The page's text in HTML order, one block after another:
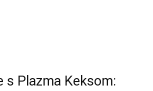
s Plazma Keksom: